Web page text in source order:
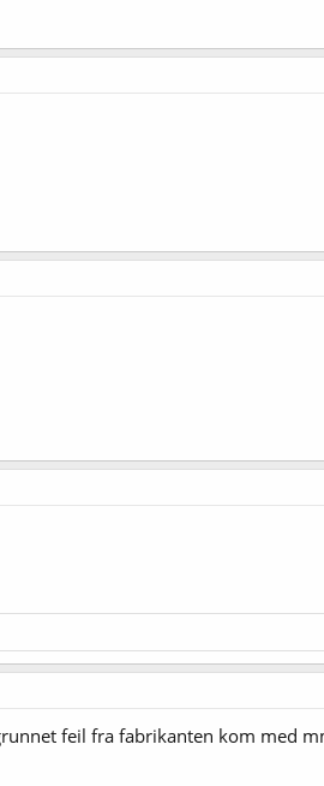
feil fra fabrikanten kom med